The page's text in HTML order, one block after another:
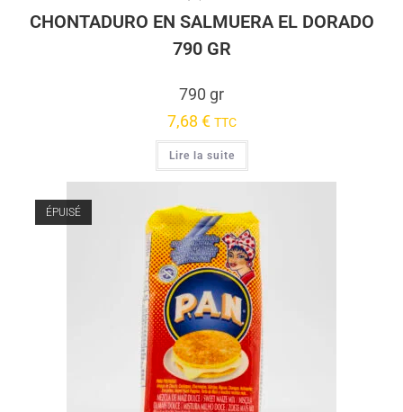
CHONTADURO EN SALMUERA EL DORADO
790 GR
790 gr
7,68 € TTC
Lire la suite
ÉPUISÉ